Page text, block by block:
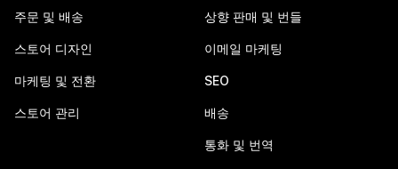
주문 및 배송
스토어 디자인
마케팅 및 전환
스토어 관리
상향 판매 및 번들
이메일 마케팅
SEO
배송
통화 및 번역